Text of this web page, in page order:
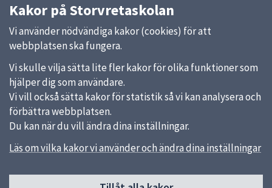
Kakor på Storvretaskolan
Vi använder nödvändiga kakor (cookies) för att
webbplatsen ska fungera.
Vi skulle vilja sätta lite fler kakor för olika funktioner som
hjälper dig som användare.
Vi vill också sätta kakor för statistik så vi kan analysera och
förbättra webbplatsen.
Du kan när du vill ändra dina inställningar.
Läs om vilka kakor vi använder och ändra dina inställningar